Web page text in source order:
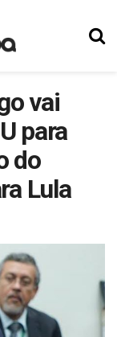
vai
para
do
Lula